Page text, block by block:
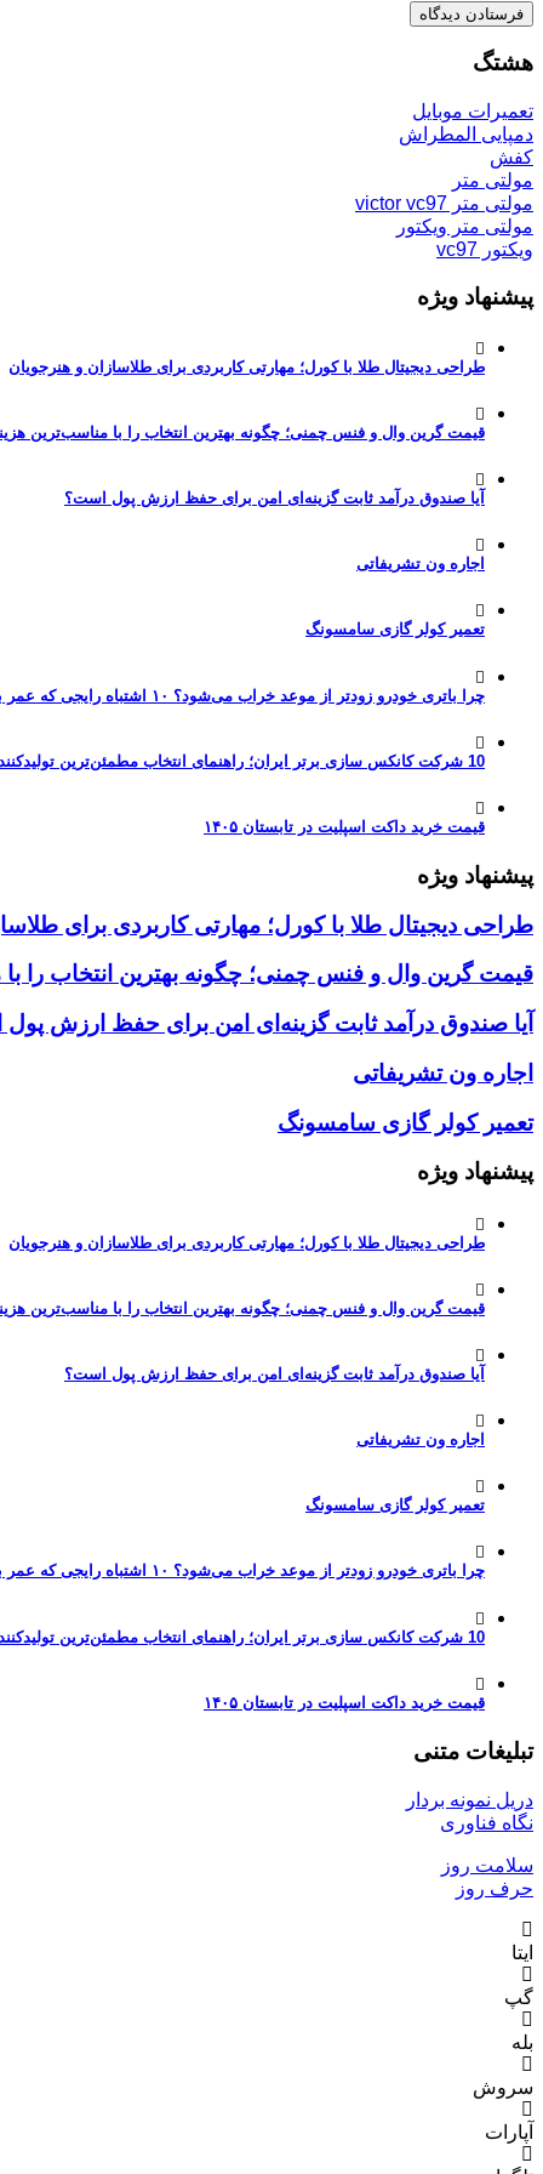
هشتگ
تعمیرات موبایل
دمپایی المطراش
کفش
مولتی متر
مولتی متر victor vc97
مولتی متر ویکتور
ویکتور vc97
پیشنهاد ویژه
طراحی دیجیتال طلا با کورل؛ مهارتی کاربردی برای طلاسازان و هنرجویان
قیمت گرین وال و فنس چمنی؛ چگونه بهترین انتخاب را با مناسب‌ترین
آیا صندوق درآمد ثابت گزینه‌ای امن برای حفظ ارزش پول است؟
اجاره ون تشریفاتی
تعمیر کولر گازی سامسونگ
چرا باتری خودرو زودتر از موعد خراب می‌شود؟ ۱۰ اشتباه رایجی که عمر باتری را نصف می‌کنند
10 شرکت کانکس سازی برتر ایران؛ راهنمای انتخاب مطمئن‌ترین تولیدکننده کانکس در بازار 1405
قیمت خرید داکت اسپلیت در تابستان ۱۴۰۵
پیشنهاد ویژه
طراحی دیجیتال طلا با کورل؛ مهارتی کاربردی برای
قیمت گرین وال و فنس چمنی؛ چگونه بهترین انتخاب را
آیا صندوق درآمد ثابت گزینه‌ای امن برای حفظ ارزش
اجاره ون تشریفاتی
تعمیر کولر گازی سامسونگ
پیشنهاد ویژه
طراحی دیجیتال طلا با کورل؛ مهارتی کاربردی برای طلاسازان و هنرجویان
قیمت گرین وال و فنس چمنی؛ چگونه بهترین انتخاب را با مناسب‌ترین
آیا صندوق درآمد ثابت گزینه‌ای امن برای حفظ ارزش پول است؟
اجاره ون تشریفاتی
تعمیر کولر گازی سامسونگ
چرا باتری خودرو زودتر از موعد خراب می‌شود؟ ۱۰ اشتباه رایجی که عمر باتری را نصف می‌کنند
10 شرکت کانکس سازی برتر ایران؛ راهنمای انتخاب مطمئن‌ترین تولیدکننده کانکس در بازار 1405
قیمت خرید داکت اسپلیت در تابستان ۱۴۰۵
تبلیغات متنی
دریل نمونه بردار
نگاه فناوری
سلامت روز
حرف روز
ایتا
گپ
بله
سروش
آپارات